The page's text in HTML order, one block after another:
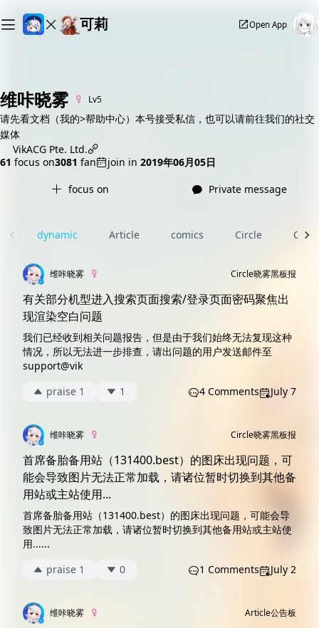
可莉 Open App
维咔晓雾 Lv5
请先看文档（我的>帮助中心）本号接受私信，也可以请前往我们的社交
媒体
VikACG Pte. Ltd.
61 focus on3081 fan join in 2019年06月05日
focus on
Private message
dynamic Article comics Circle
维咔晓雾 Circle晓雾黑板报
有关部分机型进入搜索页面搜索/登录页面密码聚焦出
现渲染空白问题
我们已经收到相关问题报告，但是由于我们始终无法复现这种
情况，所以无法进一步排查，请出问题的用户发送邮件至
support@vik
praise 1
1 4 Comments July 7
维咔晓雾 Circle晓雾黑板报
首席备胎备用站（131400.best）的图床出现问题，可
能会导致图片无法正常加载，请诸位暂时切换到其他备
用站或主站使用...
首席备胎备用站（131400.best）的图床出现问题，可能会导
致图片无法正常加载，请诸位暂时切换到其他备用站或主站使
用......
praise 1
0 1 Comments July 2
维咔晓雾 Article公告板